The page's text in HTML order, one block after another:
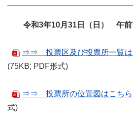
令和3年10月31日（日） 午前
⇒⇒ 投票区及び投票所一覧
(75KB; PDF形式)
⇒⇒ 投票所の位置図はこち
式)